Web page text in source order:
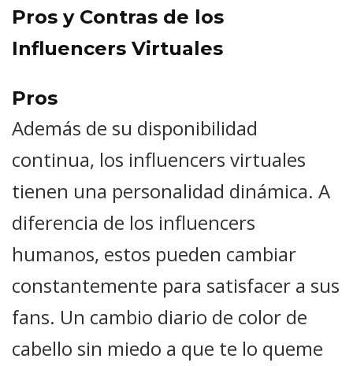
Pros y Contras de los
Influencers Virtuales
Pros
Además de su disponibilidad
continua, los influencers virtuales
tienen una personalidad dinámica. A
diferencia de los influencers
humanos, estos pueden cambiar
constantemente para satisfacer a sus
fans. Un cambio diario de color de
cabello sin miedo a que te lo queme